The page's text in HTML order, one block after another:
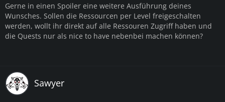
Gerne in einen Spoiler eine weitere Ausführung deines
Wunsches. Sollen die Ressourcen per Level freigeschalten
werden, wollt ihr direkt auf alle Ressouren Zugriff haben und
die Quests nur als nice to have nebenbei machen können?
Sawyer